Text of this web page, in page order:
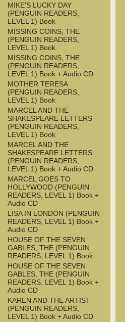
MIKE'S LUCKY DAY
(PENGUIN READERS,
LEVEL 1) Book
MISSING COINS, THE
(PENGUIN READERS,
LEVEL 1) Book
MISSING COINS, THE
(PENGUIN READERS,
LEVEL 1) Book + Audio CD
MOTHER TERESA
(PENGUIN READERS,
LEVEL 1) Book
MARCEL AND THE
SHAKESPEARE LETTERS
(PENGUIN READERS,
LEVEL 1) Book
MARCEL AND THE
SHAKESPEARE LETTERS
(PENGUIN READERS,
LEVEL 1) Book + Audio CD
MARCEL GOES TO
HOLLYWOOD (PENGUIN
READERS, LEVEL 1) Book +
Audio CD
LISA IN LONDON (PENGUIN
READERS, LEVEL 1) Book +
Audio CD
HOUSE OF THE SEVEN
GABLES, THE (PENGUIN
READERS, LEVEL 1) Book
HOUSE OF THE SEVEN
GABLES, THE (PENGUIN
READERS, LEVEL 1) Book +
Audio CD
KAREN AND THE ARTIST
(PENGUIN READERS,
LEVEL 1) Book + Audio CD